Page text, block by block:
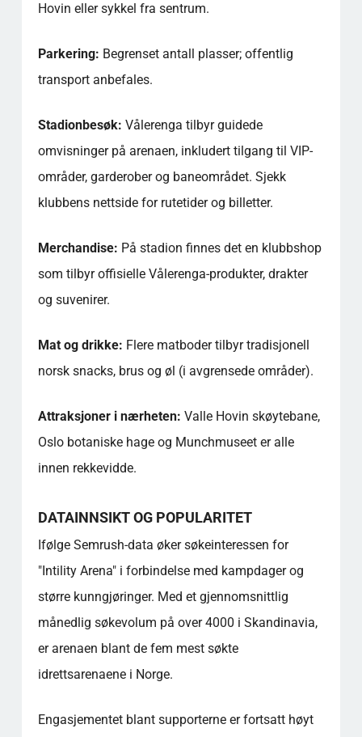
Hovin eller sykkel fra sentrum.
Parkering: Begrenset antall plasser; offentlig
transport anbefales.
Stadionbesøk: Vålerenga tilbyr guidede
omvisninger på arenaen, inkludert tilgang til VIP-
områder, garderober og baneområdet. Sjekk
klubbens nettside for rutetider og billetter.
Merchandise: På stadion finnes det en klubbshop
som tilbyr offisielle Vålerenga-produkter, drakter
og suvenirer.
Mat og drikke: Flere matboder tilbyr tradisjonell
norsk snacks, brus og øl (i avgrensede områder).
Attraksjoner i nærheten: Valle Hovin skøytebane,
Oslo botaniske hage og Munchmuseet er alle
innen rekkevidde.
DATAINNSIKT OG POPULARITET
Ifølge Semrush-data øker søkeinteressen for
"Intility Arena" i forbindelse med kampdager og
større kunngjøringer. Med et gjennomsnittlig
månedlig søkevolum på over 4000 i Skandinavia,
er arenaen blant de fem mest søkte
idrettsarenaene i Norge.
Engasjementet blant supporterne er fortsatt høyt